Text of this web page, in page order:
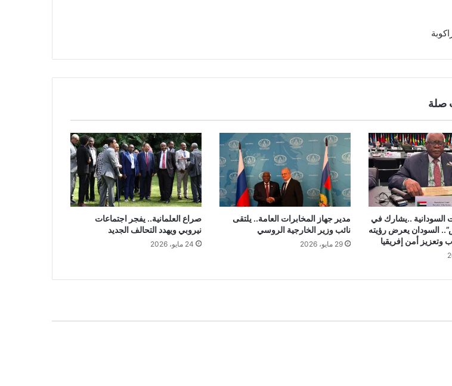
صلة
السودانية ..يشارك في
السودان يعرض رؤيته
وتعزيز أمن إفريقيا
مدير جهاز المخابرات العامة.. يلتقى
نائب وزير الخارجية الروسي
29 مايو، 2026
صراع العلمانية.. يفجر اجتماعات
نيروبي ويهدد التحالف الجديد
24 مايو، 2026